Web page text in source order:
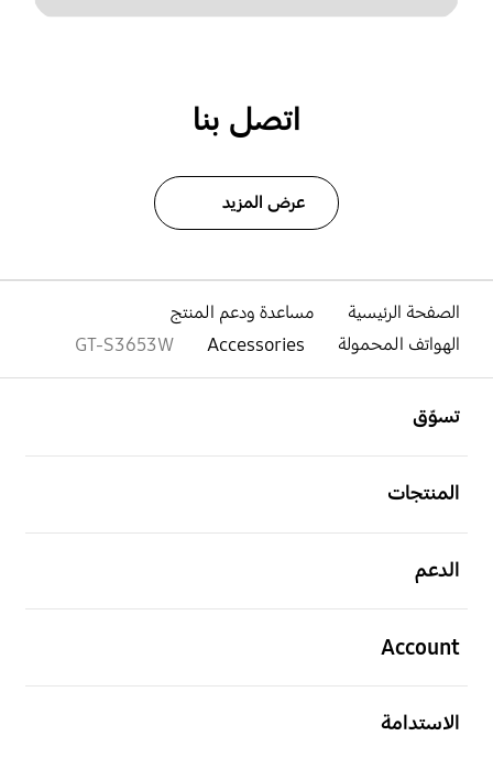
اتصل بنا
عرض المزيد
الصفحة الرئيسية
مساعدة ودعم المنتج
الهواتف المحمولة
Accessories
GT-S3653W
تسوّق
المنتجات
الدعم
Account
الاستدامة